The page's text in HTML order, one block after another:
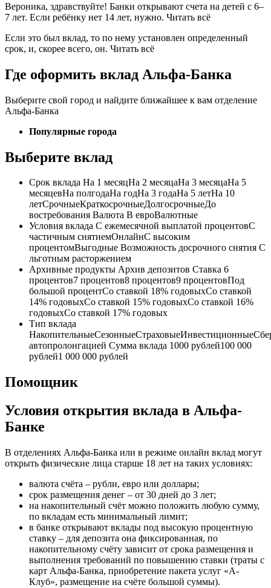
Вероника, здравствуйте! Банки открывают счета на детей с 6–
7 лет. Если ребёнку нет 14 лет, нужно. Читать всё
Если это был вклад, то по нему установлен определенный
срок, и, скорее всего, он. Читать всё
Где оформить вклад Альфа-Банка
Выберите свой город и найдите ближайшее к вам отделение
Альфа-Банка
Популярные города
Выберите вклад
Срок вклада На 1 месяцНа 2 месяцаНа 3 месяцаНа 5
месяцевНа полгодаНа годНа 3 годаНа 5 летНа 10
летСрочныеКраткосрочныеДолгосрочныеДо
востребования Валюта В евроВалютные
Условия вклада С ежемесячной выплатой процентовС
частичным снятиемОнлайнС высоким
процентомВыгодные Возможность досрочного снятия С
льготным расторжением
Архивные продукты Архив депозитов Ставка 6
процентов7 процентов8 процентов9 процентовПод
большой процентСо ставкой 18% годовыхСо ставкой
14% годовыхСо ставкой 15% годовыхСо ставкой 16%
годовыхСо ставкой 17% годовых
Тип вклада
автопролонгацией Сумма вклада 1000 рублей100 000
рублей1 000 000 рублей
Помощник
Условия открытия вклада в Альфа-
Банке
В отделениях Альфа-Банка или в режиме онлайн вклад могут
открыть физические лица старше 18 лет на таких условиях:
валюта счёта – рубли, евро или доллары;
срок размещения денег – от 30 дней до 3 лет;
на накопительный счёт можно положить любую сумму,
по вкладам есть минимальный лимит;
в банке открывают вклады под высокую процентную
ставку – для депозита она фиксированная, по
накопительному счёту зависит от срока размещения и
выполнения требований по повышению ставки (траты с
карт Альфа-Банка, приобретение пакета услуг «А-
Клуб», размещение на счёте большой суммы).